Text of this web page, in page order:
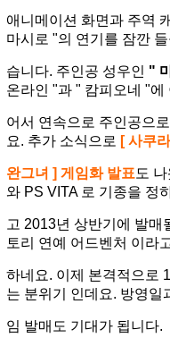
애니메이션 화면과 주역
마시로 "의 연기를 잠깐
습니다. 주인공 성우인 "
온라인 "과 " 캄피오네 "에
어서 연속으로 주인공으
요. 추가 소식으로 [ 사쿠
완그녀 ] 게임화 발표도
와 PS VITA 로 기종을 정
고 2013년 상반기에 발매
토리 연예 어드벤처 이라
하네요. 이제 본격적으로
는 분위기 인데요. 방영일
임 발매도 기대가 됩니다.